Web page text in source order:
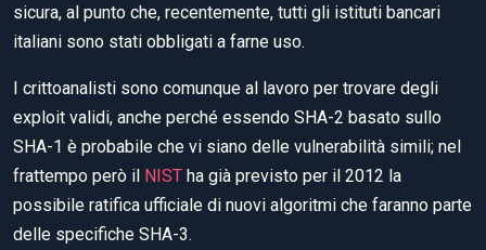
sicura, al punto che, recentemente, tutti gli istituti bancari
italiani sono stati obbligati a farne uso.
I crittoanalisti sono comunque al lavoro per trovare degli
exploit validi, anche perché essendo SHA-2 basato sullo
SHA-1 è probabile che vi siano delle vulnerabilità simili; nel
frattempo però il NIST ha già previsto per il 2012 la
possibile ratifica ufficiale di nuovi algoritmi che faranno parte
delle specifiche SHA-3.